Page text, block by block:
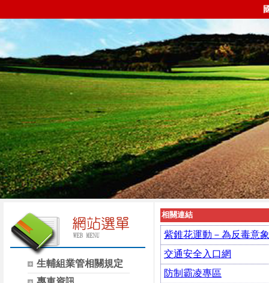
生輔組業管相關規定
相關連結
紫錐花運動－為反毒意
交通安全入口網
防制霸凌專區